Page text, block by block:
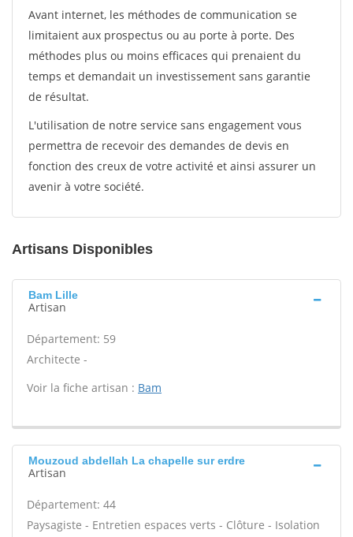
Avant internet, les méthodes de communication se
limitaient aux prospectus ou au porte à porte. Des
méthodes plus ou moins efficaces qui prenaient du
temps et demandait un investissement sans garantie
de résultat.
L'utilisation de notre service sans engagement vous
permettra de recevoir des demandes de devis en
fonction des creux de votre activité et ainsi assurer un
avenir à votre société.
Artisans Disponibles
Bam Lille
Artisan
Département: 59
Architecte -
Voir la fiche artisan : Bam
Mouzoud abdellah La chapelle sur erdre
Artisan
Département: 44
Paysagiste - Entretien espaces verts - Clôture - Isolation